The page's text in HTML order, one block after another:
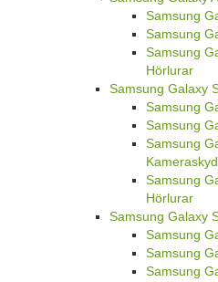
Samsung
Samsung
Samsung
Hörlurar
Samsung Galaxy
Samsung
Samsung
Samsung
Samsung
Hörlurar
Samsung Galaxy
Samsung
Samsung
Samsung